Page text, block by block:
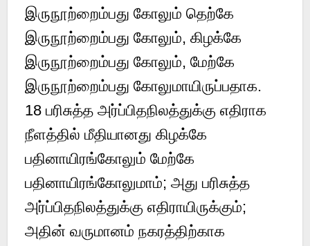
இருநூற்றைம்பது கோலும் தெற்கே
இருநூற்றைம்பது கோலும், கிழக்கே
இருநூற்றைம்பது கோலும், மேற்கே
இருநூற்றைம்பது கோலுமாயிருப்பதாக.
18 பரிசுத்த அர்ப்பிதநிலத்துக்கு எதிராக
நீளத்தில் மீதியானது கிழக்கே
பதினாயிரங்கோலும் மேற்கே
பதினாயிரங்கோலுமாம்; அது பரிசுத்த
அர்ப்பிதநிலத்துக்கு எதிராயிருக்கும்;
அதின் வருமானம் நகரத்திற்காக